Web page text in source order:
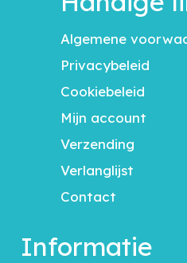
Algemene
Privacybeleid
Cookiebeleid
Mijn account
Verzending
Verlanglijst
Contact
Informatie